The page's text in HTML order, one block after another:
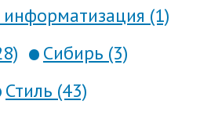
информатизация (1)
Сибирь (3)
Стиль (43)